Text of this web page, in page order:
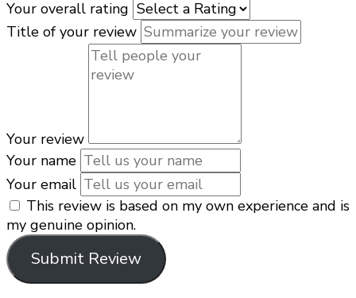
Your overall rating
Title of your review
Your review
Your name
Your email
This review is based on my own experience and is
my genuine opinion.
Submit Review